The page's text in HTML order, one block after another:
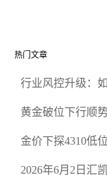
热门文章
行业风控升级：
规黄金开户交易
黄金破位下行顺
金价下探4310低
2026年6月2日汇